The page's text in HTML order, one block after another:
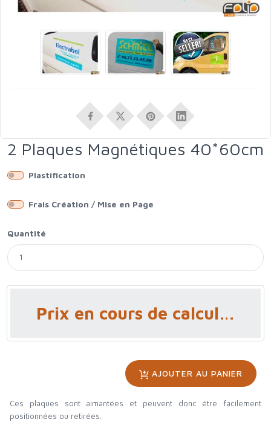
2 Plaques Magnétiques 40*60cm
Plastification
Frais Création / Mise en Page
Quantité
Prix en cours de calcul…
AJOUTER AU PANIER
Ces plaques sont aimantées et peuvent donc être facilement
positionnées ou retirées.